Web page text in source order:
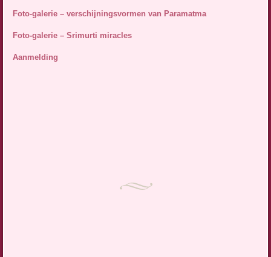
Foto-galerie – verschijningsvormen van Paramatma
Foto-galerie – Srimurti miracles
Aanmelding